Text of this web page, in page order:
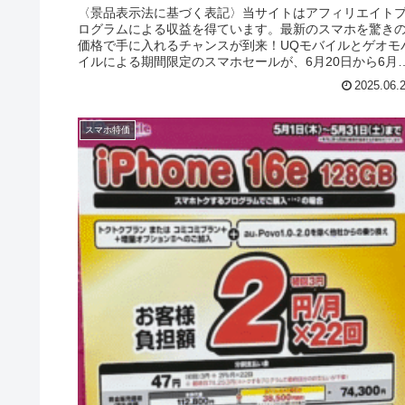
〈景品表示法に基づく表記〉当サイトはアフィリエイト
ログラムによる収益を得ています。最新のスマホを驚き
価格で手に入れるチャンスが到来！UQモバイルとゲオモ
イルによる期間限定のスマホセールが、6月20日から6月
スマホ特価